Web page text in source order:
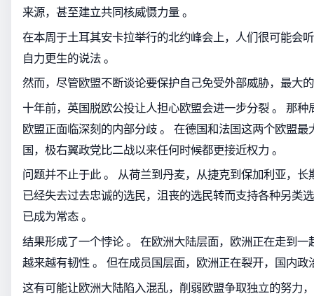
来源，甚至建立共同核威慑力量 。
在本周于土耳其安卡拉举行的北约峰会上，人们很可能会
自力更生的说法 。
然而，尽管欧盟不断谈论要保护自己免受外部威胁，最大
十年前，英国脱欧公投让人担心欧盟会进一步分裂 。 那种
欧盟正面临深刻的内部分歧 。 在德国和法国这两个欧盟
国，极右翼政党比二战以来任何时候都更接近权力 。
问题并不止于此 。 从荷兰到丹麦，从捷克到保加利亚，
已经失去过去忠诚的选民，沮丧的选民转而支持各种另类
已成为常态 。
结果形成了一个悖论 。 在欧洲大陆层面，欧洲正在走到
越来越有韧性 。 但在成员国层面，欧洲正在裂开，国内政
这有可能让欧洲大陆陷入混乱，削弱欧盟争取独立的努力